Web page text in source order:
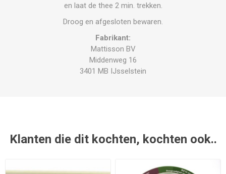
en laat de thee 2 min. trekken.
Droog en afgesloten bewaren.
Fabrikant:
Mattisson BV
Middenweg 16
3401 MB IJsselstein
Klanten die dit kochten, kochten ook..